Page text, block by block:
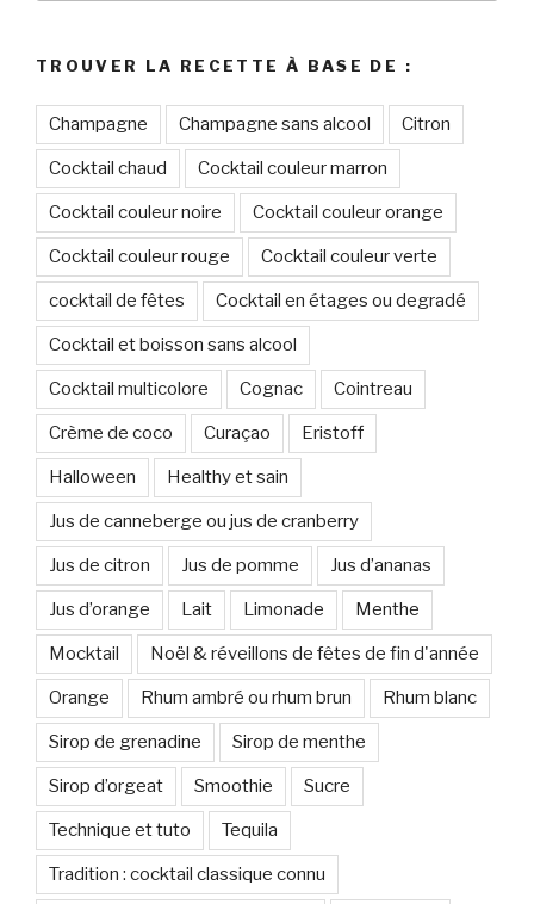
TROUVER LA RECETTE À BASE DE :
Champagne Champagne sans alcool Citron
Cocktail chaud Cocktail couleur marron
Cocktail couleur noire Cocktail couleur orange
Cocktail couleur rouge Cocktail couleur verte
cocktail de fêtes Cocktail en étages ou degradé
Cocktail et boisson sans alcool
Cocktail multicolore Cognac Cointreau
Crème de coco Curaçao Eristoff
Halloween Healthy et sain
Jus de canneberge ou jus de cranberry
Jus de citron Jus de pomme Jus d’ananas
Jus d’orange Lait Limonade Menthe
Mocktail Noël & réveillons de fêtes de fin d'année
Orange Rhum ambré ou rhum brun Rhum blanc
Sirop de grenadine Sirop de menthe
Sirop d’orgeat Smoothie Sucre
Technique et tuto Tequila
Tradition : cocktail classique connu